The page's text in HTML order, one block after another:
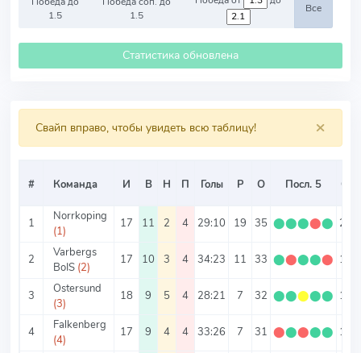
1.5
1.5
Все
Статистика обновлена
×
Свайп вправо, чтобы увидеть всю таблицу!
# Команда И В Н П Голы Р О Посл. 5 О/И
1
Norrkoping
(1)
17 11 2 4 29:10 19 35 ⬤⬤⬤⬤⬤ 2.06
2
Varbergs
BoIS (2)
17 10 3 4 34:23 11 33 ⬤⬤⬤⬤⬤ 1.94
3
Ostersund
(3)
18 9 5 4 28:21 7 32 ⬤⬤⬤⬤⬤ 1.78
4
Falkenberg
(4)
17 9 4 4 33:26 7 31 ⬤⬤⬤⬤⬤ 1.82